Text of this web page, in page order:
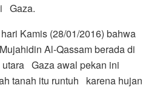
Gaza.
Kamis (28/01/2016) bahwa
Al-Qassam berada di
Gaza awal pekan ini
tanah itu runtuh karena hujan